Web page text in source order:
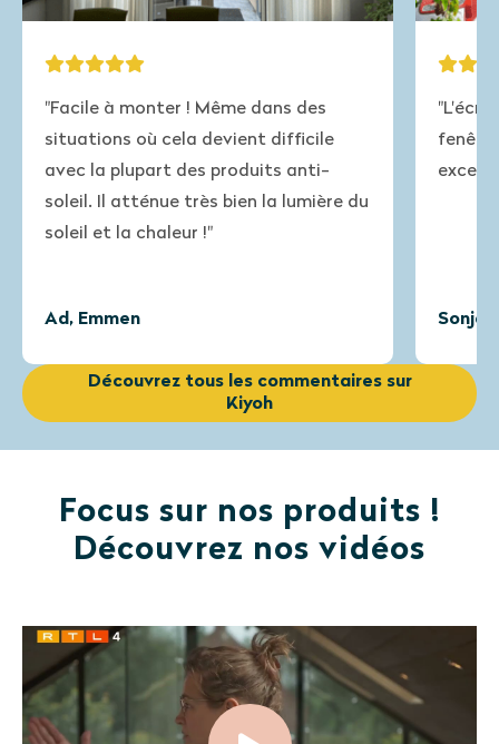
Découvrez tous les commentaires sur
Kiyoh
! Même dans des
cela devient difficile
des produits anti-
très bien la lumière du
!"
"L'écran s'adapte
fenêtre de la remise !
excellente (et rapide)."
Sonja, Overberg
Focus sur nos produits !
Découvrez nos vidéos